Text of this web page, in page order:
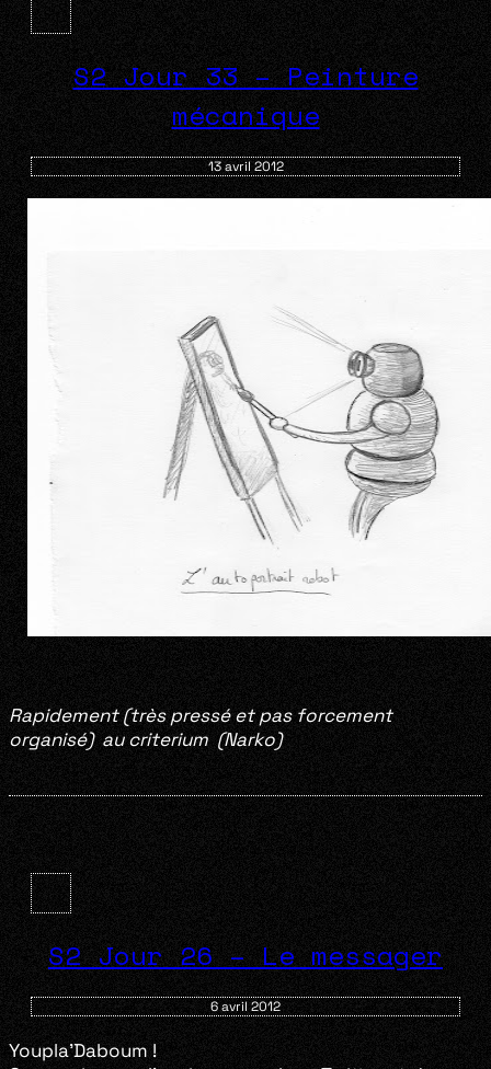
S2 Jour 33 – Peinture
mécanique
13 avril 2012
Rapidement (très pressé et pas forcement
organisé) au criterium (Narko)
S2 Jour 26 – Le messager
6 avril 2012
Youpla’Daboum !